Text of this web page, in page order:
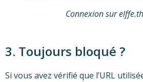
Connexion sur
3. Toujours bloqué ?
Si vous avez vérifié que l’URL